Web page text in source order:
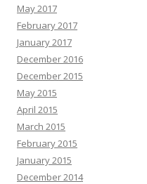
May 2017
February 2017
January 2017
December 2016
December 2015
May 2015
April 2015
March 2015
February 2015
January 2015
December 2014